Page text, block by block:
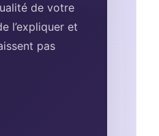
de votre
l’expliquer et
pas